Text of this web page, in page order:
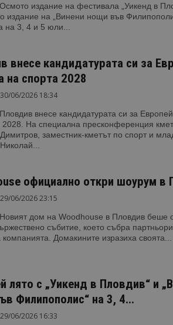
издание на фестивала „Уикенд в
издание на „Винени нощи във
на 3, 4 и 5 юли...
внесе кандидатурата си за
на спорта 2028
30/06/2026 18:34
внесе кандидатурата си за
2028. На специална пресконференция
заместник-кметът по спорт и
официално откри шоурум в
29/06/2026 23:15
дом на Woodhouse в Пловдив беше
събитие, което събра
компанията. Домакините изразиха своята...
лято с „Уикенд в Пловдив“ и
Филипополис“ на 3, 4...
29/06/2026 16:33